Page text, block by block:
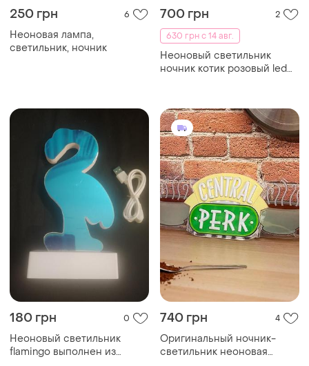
250 грн 6
Неоновая лампа,
светильник, ночник
700 грн
2
630 грн с 14 авг.
Неоновый светильник
ночник котик розовый led
180 грн 0
Неоновый светильник
flamingo выполнен из
740 грн 4
Оригинальный ночник-
светильник неоновая